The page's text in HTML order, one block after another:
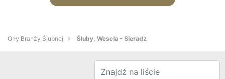
Orły Branży Ślubnej Śluby, Wesela - Sieradz